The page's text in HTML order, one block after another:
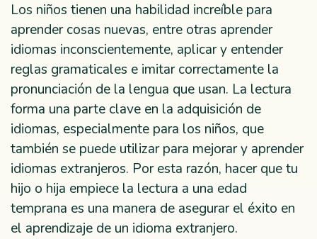
Los niños tienen una habilidad increíble para
aprender cosas nuevas, entre otras aprender
idiomas inconscientemente, aplicar y entender
reglas gramaticales e imitar correctamente la
pronunciación de la lengua que usan. La lectura
forma una parte clave en la adquisición de
idiomas, especialmente para los niños, que
también se puede utilizar para mejorar y aprender
idiomas extranjeros. Por esta razón, hacer que tu
hijo o hija empiece la lectura a una edad
temprana es una manera de asegurar el éxito en
el aprendizaje de un idioma extranjero.